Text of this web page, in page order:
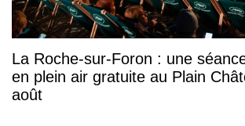
La Roche-sur-Foron : une
en plein air gratuite au Plain
août